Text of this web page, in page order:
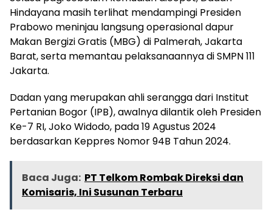
Hindayana masih terlihat mendampingi Presiden
Prabowo meninjau langsung operasional dapur
Makan Bergizi Gratis (MBG) di Palmerah, Jakarta
Barat, serta memantau pelaksanaannya di SMPN 111
Jakarta.
Dadan yang merupakan ahli serangga dari Institut
Pertanian Bogor (IPB), awalnya dilantik oleh Presiden
Ke-7 RI, Joko Widodo, pada 19 Agustus 2024
berdasarkan Keppres Nomor 94B Tahun 2024.
Baca Juga: PT Telkom Rombak Direksi dan
Komisaris, Ini Susunan Terbaru